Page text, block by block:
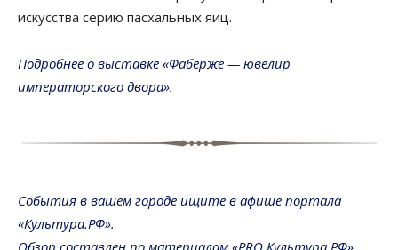
искусства серию пасхальных яиц.
Подробнее о выставке «Фаберже — ювелир
императорского двора».
События в вашем городе ищите в афише портала
«Культура.РФ».